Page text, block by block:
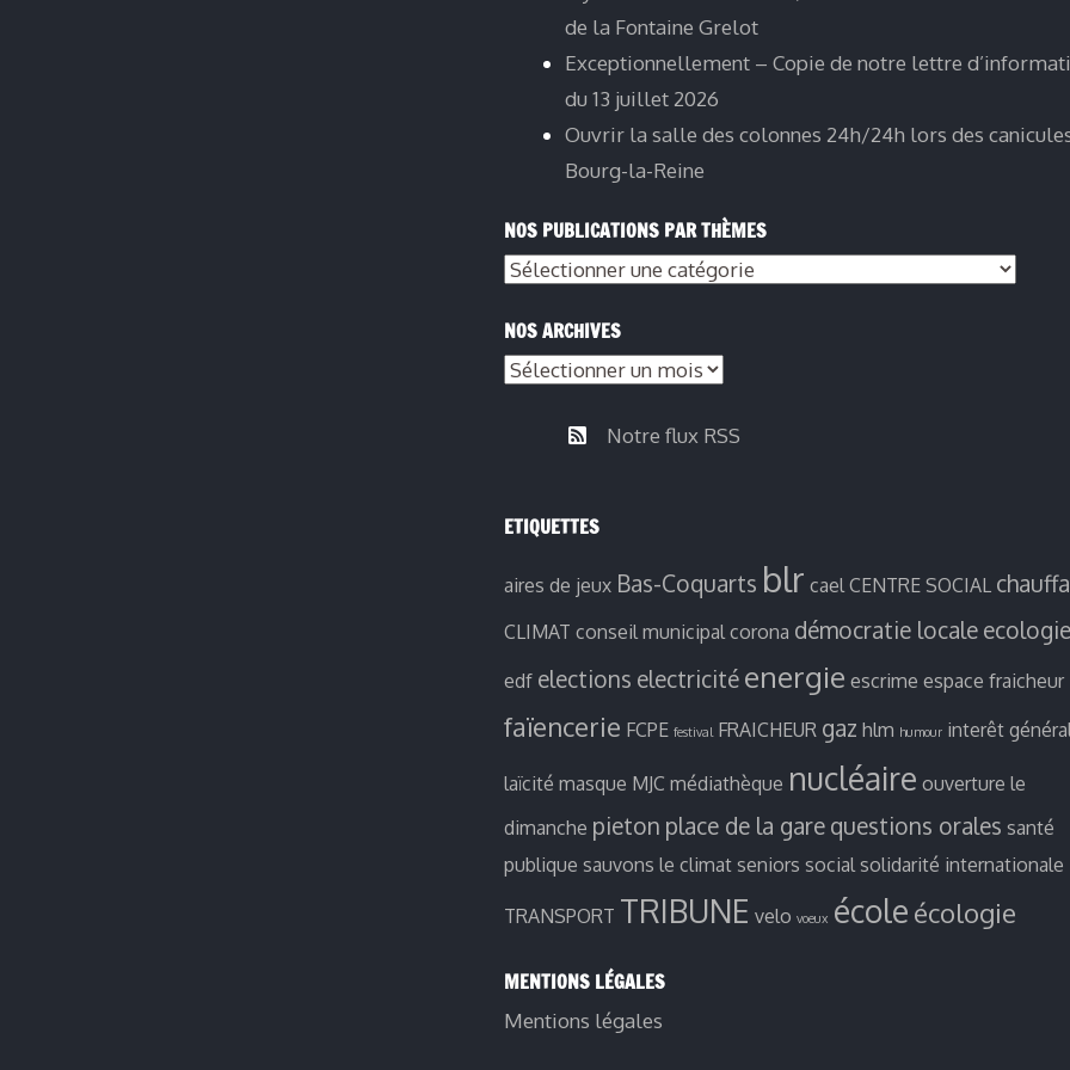
de la Fontaine Grelot
Exceptionnellement – Copie de notre lettre
du 13 juillet 2026
Ouvrir la salle des colonnes 24h/24h lors des
Bourg-la-Reine
NOS PUBLICATIONS PAR THÈMES
NOS ARCHIVES
Notre flux RSS
ETIQUETTES
aires de jeux Bas-Coquarts blr cael CENTRE SOCIAL
CLIMAT conseil municipal corona démocratie locale ecologie
edf elections electricité energie escrime espace fraicheur
faïencerie FCPE festival FRAICHEUR gaz hlm humour interêt
laïcité masque MJC médiathèque nucléaire ouverture le
dimanche pieton place de la gare questions orales santé
publique sauvons le climat seniors social solidarité internationale
TRANSPORT TRIBUNE velo voeux école écologie
MENTIONS LÉGALES
Mentions légales